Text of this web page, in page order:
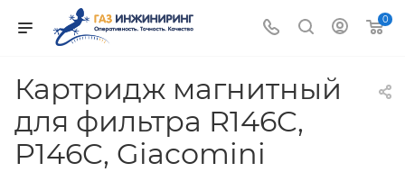
0
Картридж магнитный
для фильтра R146C,
P146C, Giacomini